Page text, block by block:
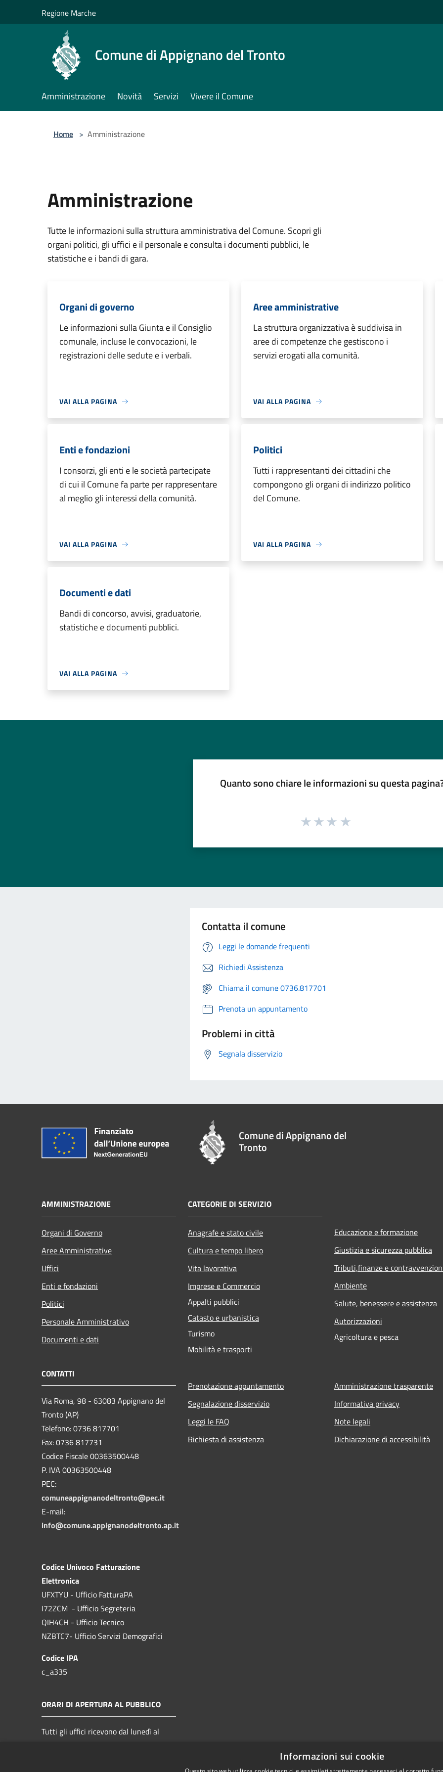
Regione Marche
Comune di Appignano del Tronto
Amministrazione Novità Servizi Vivere il Comune
Home > Amministrazione
Amministrazione
Tutte le informazioni sulla struttura amministrativa del Comune. Scopri gli
organi politici, gli uffici e il personale e consulta i documenti pubblici, le
statistiche e i bandi di gara.
Organi di governo
Le informazioni sulla Giunta e il Consiglio
comunale, incluse le convocazioni, le
registrazioni delle sedute e i verbali.
VAI ALLA PAGINA
Aree amministrative
La struttura organizzativa è suddivisa in
aree di competenze che gestiscono i
servizi erogati alla comunità.
VAI ALLA PAGINA
Enti e fondazioni
I consorzi, gli enti e le società partecipate
di cui il Comune fa parte per rappresentare
al meglio gli interessi della comunità.
VAI ALLA PAGINA
Politici
Tutti i rappresentanti dei cittadini che
compongono gli organi di indirizzo politico
del Comune.
VAI ALLA PAGINA
Documenti e dati
Bandi di concorso, avvisi, graduatorie,
statistiche e documenti pubblici.
VAI ALLA PAGINA
Quanto sono chiare le informazioni su questa
Contatta il comune
Leggi le domande frequenti
Richiedi Assistenza
Chiama il comune 0736.817701
Prenota un appuntamento
Problemi in città
Segnala disservizio
Comune di Appignano del
Tronto
AMMINISTRAZIONE
Organi di Governo
Aree Amministrative
Uffici
Enti e fondazioni
Politici
Personale Amministrativo
Documenti e dati
CATEGORIE DI SERVIZIO
Anagrafe e stato civile
Cultura e tempo libero
Vita lavorativa
Imprese e Commercio
Appalti pubblici
Catasto e urbanistica
Turismo
Mobilità e trasporti
Educazione e formazione
Giustizia e sicurezza pubblica
Tributi,finanze e
Ambiente
Salute, benessere e assistenza
Autorizzazioni
Agricoltura e pesca
CONTATTI
Via Roma, 98 - 63083 Appignano del
Tronto (AP)
Telefono: 0736 817701
Fax: 0736 817731
Codice Fiscale 00363500448
P. IVA 00363500448
PEC:
comuneappignanodeltronto@pec.it
E-mail:
info@comune.appignanodeltronto.ap.it
Codice Univoco Fatturazione
Elettronica
UFXTYU - Ufficio FatturaPA
I72ZCM - Ufficio Segreteria
QIH4CH - Ufficio Tecnico
NZBTC7- Ufficio Servizi Demografici
Codice IPA
c_a335
ORARI DI APERTURA AL PUBBLICO
Tutti gli uffici ricevono dal lunedì al
Prenotazione appuntamento
Segnalazione disservizio
Leggi le FAQ
Richiesta di assistenza
Amministrazione trasparente
Informativa privacy
Note legali
Dichiarazione di accessibilità
Informazioni sui cookie